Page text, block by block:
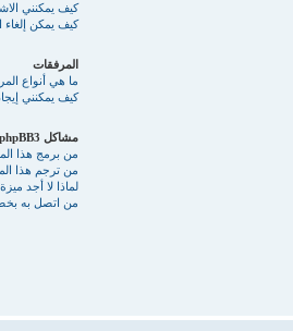
كيف يمكنني
كيف يمكن
المرفقات
ما هي أنواع
كيف يمكنني
مشاكل phpBB3
من برمج هذا
من ترجم هذا
لماذا لا أجد
من اتصل به